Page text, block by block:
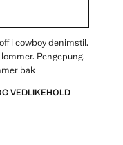
i cowboy denimstil.
Pengepung.
bak
VEDLIKEHOLD